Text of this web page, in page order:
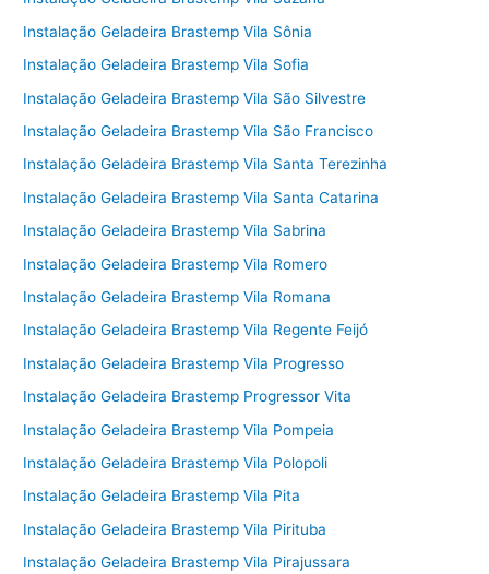
Instalação Geladeira Brastemp Vila Sônia
Instalação Geladeira Brastemp Vila Sofia
Instalação Geladeira Brastemp Vila São Silvestre
Instalação Geladeira Brastemp Vila São Francisco
Instalação Geladeira Brastemp Vila Santa Terezinha
Instalação Geladeira Brastemp Vila Santa Catarina
Instalação Geladeira Brastemp Vila Sabrina
Instalação Geladeira Brastemp Vila Romero
Instalação Geladeira Brastemp Vila Romana
Instalação Geladeira Brastemp Vila Regente Feijó
Instalação Geladeira Brastemp Vila Progresso
Instalação Geladeira Brastemp Progressor Vita
Instalação Geladeira Brastemp Vila Pompeia
Instalação Geladeira Brastemp Vila Polopoli
Instalação Geladeira Brastemp Vila Pita
Instalação Geladeira Brastemp Vila Pirituba
Instalação Geladeira Brastemp Vila Pirajussara